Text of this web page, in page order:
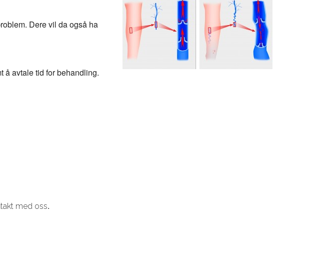
Dere vil da også ha
å avtale tid for behandling.
med oss.